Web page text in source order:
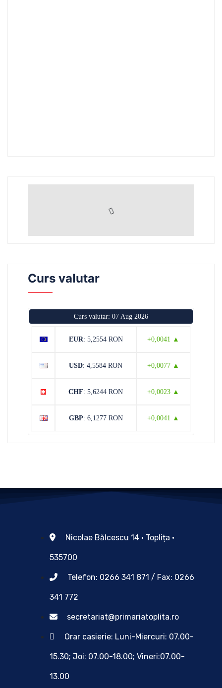
Curs valutar
Curs valutar: 07 Aug 2026
EUR: 5,2554 RON +0,0041 ▲
USD: 4,5584 RON +0,0077 ▲
CHF: 5,6244 RON +0,0023 ▲
GBP: 6,1277 RON +0,0041 ▲
Nicolae Bălcescu 14 • Toplița •
535700
Telefon: 0266 341 871 / Fax: 0266
341 772
secretariat@primariatoplita.ro
Orar casierie: Luni-Miercuri: 07.00-
15.30; Joi: 07.00-18.00; Vineri:07.00-
13.00